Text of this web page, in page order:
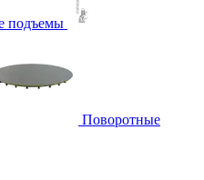
подъемы
Поворотные